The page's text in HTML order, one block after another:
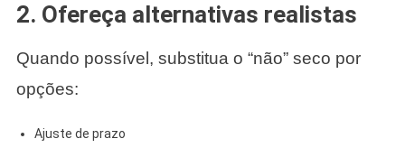
2. Ofereça alternativas realistas
Quando possível, substitua o “não” seco por
opções:
Ajuste de prazo